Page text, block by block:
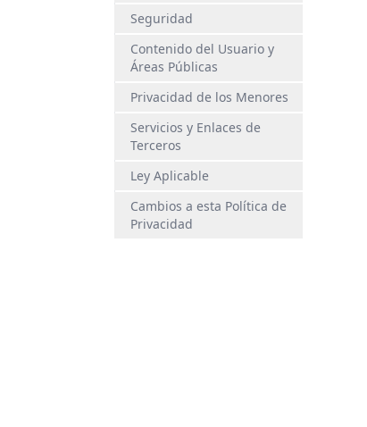
Seguridad
Contenido del Usuario y
Áreas Públicas
Privacidad de los Menores
Servicios y Enlaces de
Terceros
Ley Aplicable
Cambios a esta Política de
Privacidad